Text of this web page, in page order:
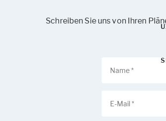
Schreiben Sie uns von Ihren